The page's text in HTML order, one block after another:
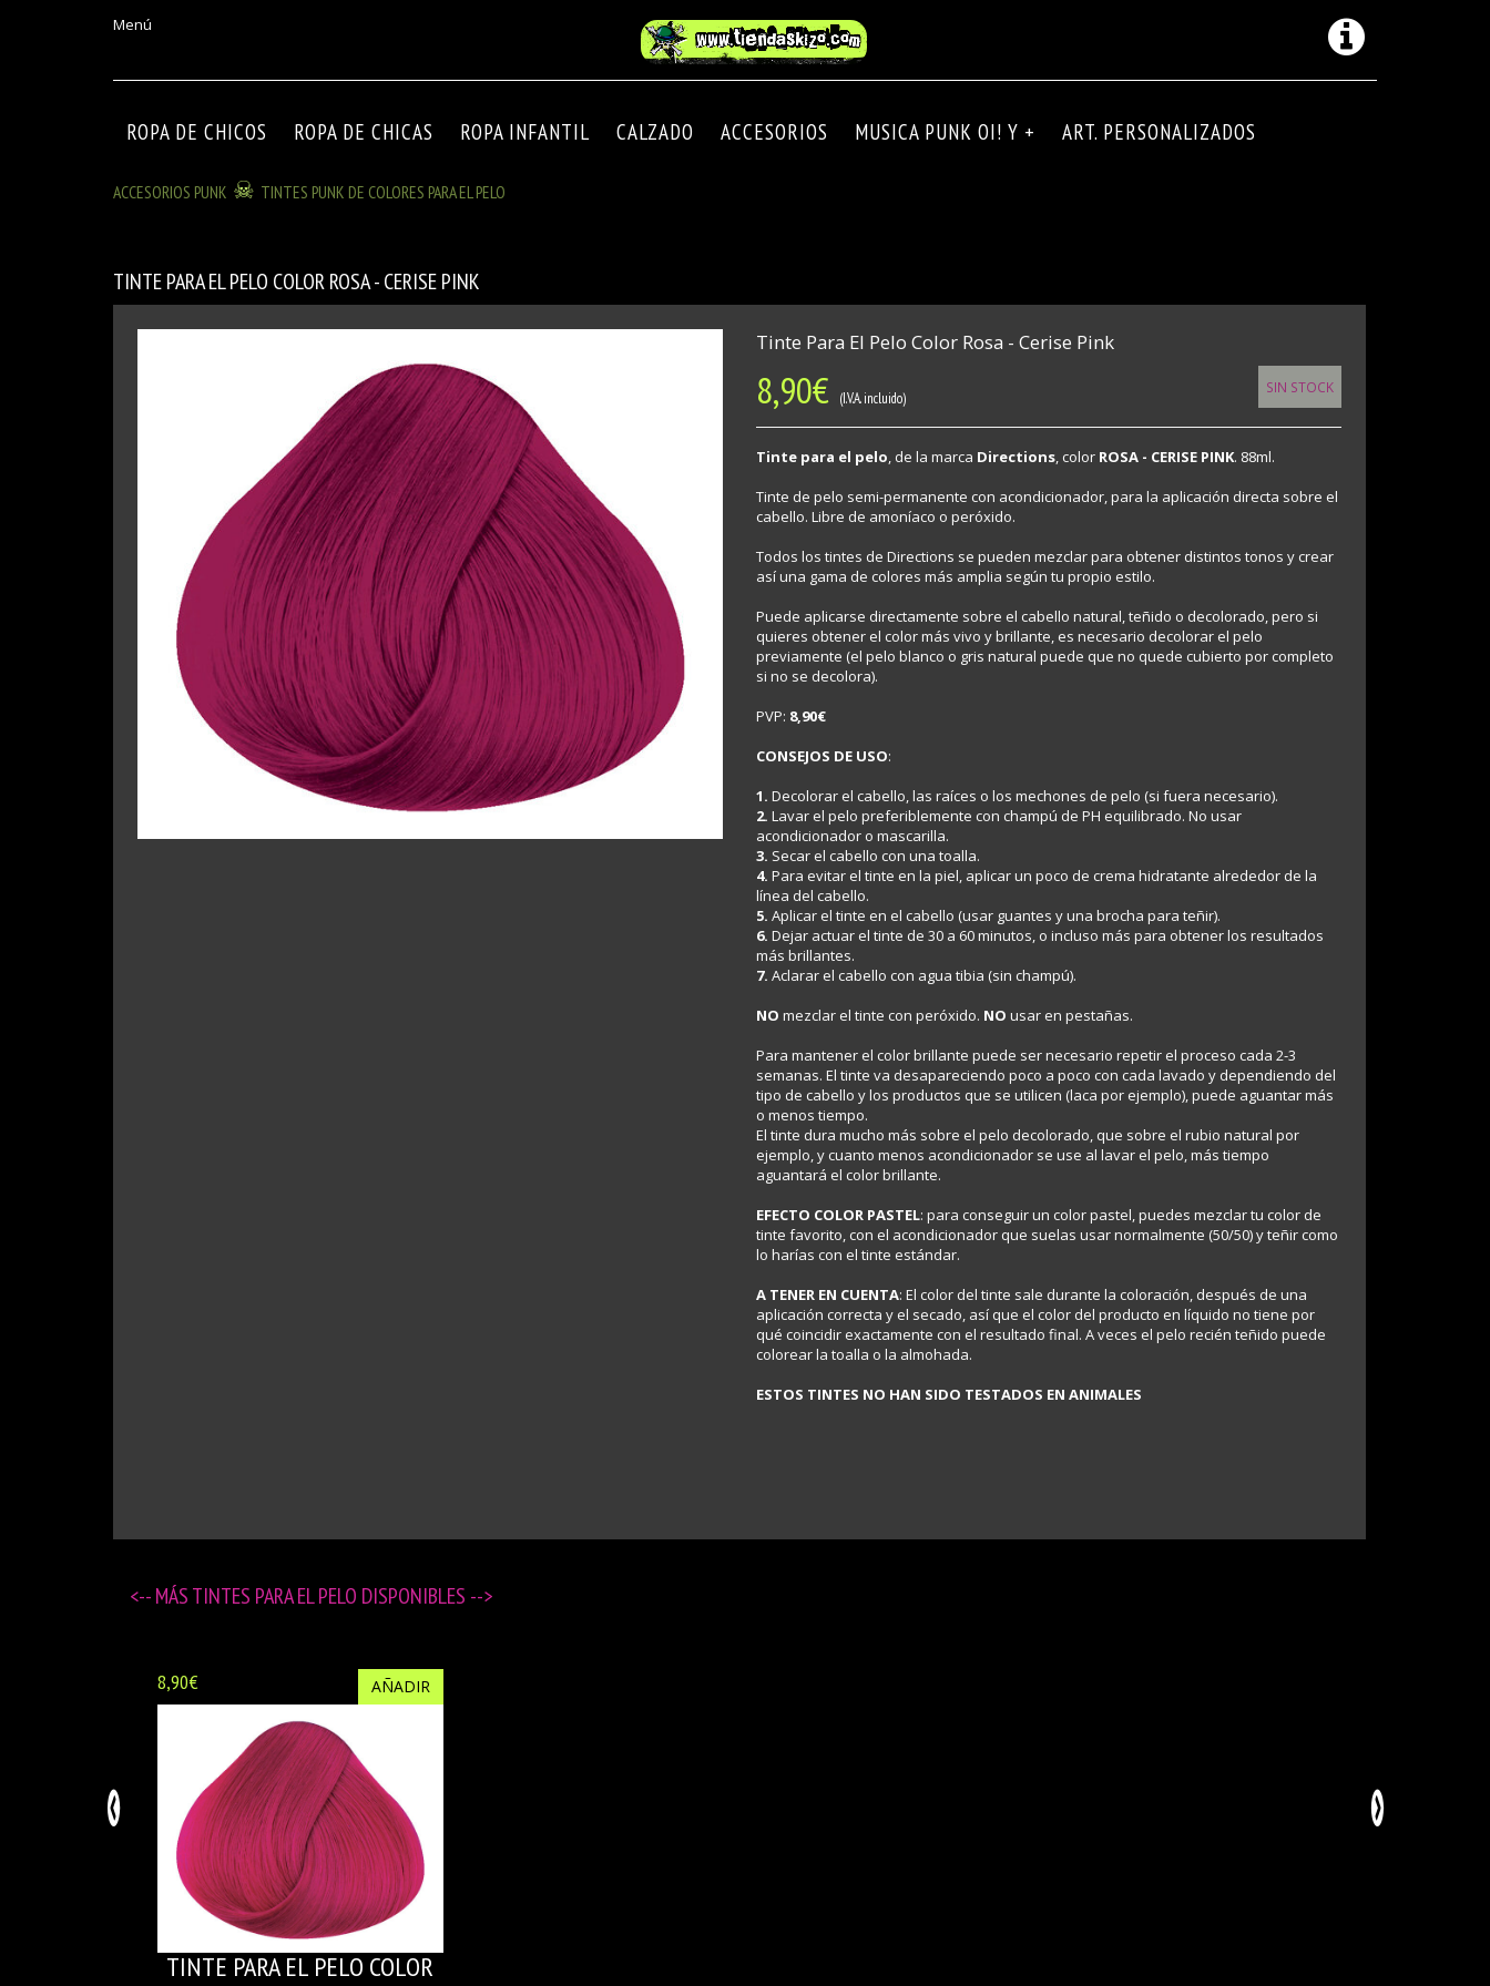
Menú
ROPA DE CHICOS ROPA DE CHICAS ROPA INFANTIL CALZADO ACCESORIOS MUSICA PUNK OI! Y + ART. PERSONALIZADOS
ACCESORIOS PUNK TINTES PUNK DE COLORES PARA EL PELO
TINTE PARA EL PELO COLOR ROSA - CERISE PINK
Tinte Para El Pelo Color Rosa - Cerise Pink
8,90€ (I.V.A. incluido)
SIN STOCK
Tinte para el pelo, de la marca Directions, color ROSA - CERISE PINK. 88ml.
Tinte de pelo semi-permanente con acondicionador, para la aplicación directa sobre el
cabello. Libre de amoníaco o peróxido.
Todos los tintes de Directions se pueden mezclar para obtener distintos tonos y crear
así una gama de colores más amplia según tu propio estilo.
Puede aplicarse directamente sobre el cabello natural, teñido o decolorado, pero si
quieres obtener el color más vivo y brillante, es necesario decolorar el pelo
previamente (el pelo blanco o gris natural puede que no quede cubierto por completo
si no se decolora).
PVP: 8,90€
CONSEJOS DE USO:
1. Decolorar el cabello, las raíces o los mechones de pelo (si fuera necesario).
2. Lavar el pelo preferiblemente con champú de PH equilibrado. No usar
acondicionador o mascarilla.
3. Secar el cabello con una toalla.
4. Para evitar el tinte en la piel, aplicar un poco de crema hidratante alrededor de la
línea del cabello.
5. Aplicar el tinte en el cabello (usar guantes y una brocha para teñir).
6. Dejar actuar el tinte de 30 a 60 minutos, o incluso más para obtener los resultados
más brillantes.
7. Aclarar el cabello con agua tibia (sin champú).
NO mezclar el tinte con peróxido. NO usar en pestañas.
Para mantener el color brillante puede ser necesario repetir el proceso cada 2-3
semanas. El tinte va desapareciendo poco a poco con cada lavado y dependiendo del
tipo de cabello y los productos que se utilicen (laca por ejemplo), puede aguantar más
o menos tiempo.
El tinte dura mucho más sobre el pelo decolorado, que sobre el rubio natural por
ejemplo, y cuanto menos acondicionador se use al lavar el pelo, más tiempo
aguantará el color brillante.
EFECTO COLOR PASTEL: para conseguir un color pastel, puedes mezclar tu color de
tinte favorito, con el acondicionador que suelas usar normalmente (50/50) y teñir como
lo harías con el tinte estándar.
A TENER EN CUENTA: El color del tinte sale durante la coloración, después de una
aplicación correcta y el secado, así que el color del producto en líquido no tiene por
qué coincidir exactamente con el resultado final. A veces el pelo recién teñido puede
colorear la toalla o la almohada.
ESTOS TINTES NO HAN SIDO TESTADOS EN ANIMALES
<-- MÁSTINTES PARA EL PELO DISPONIBLES -->
8,90€ AÑADIR
TINTE PARA EL PELO COLOR